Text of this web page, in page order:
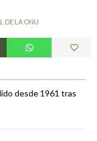
DE LA ONU
desde 1961 tras